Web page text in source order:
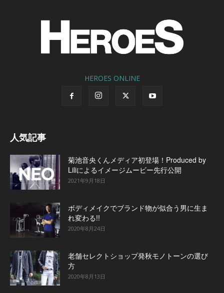
HEROES ONLINE
人気記事
菊池音央くんメディア初登場！Produced by
Liliによるイメージムービー先行公開
2021年9月18日
ボディメイクでブランド物が似合う男に生ま
れ変わる!!
2020年8月24日
老舗セレクトショップ発秋モノトーンの選び
方
2020年8月13日